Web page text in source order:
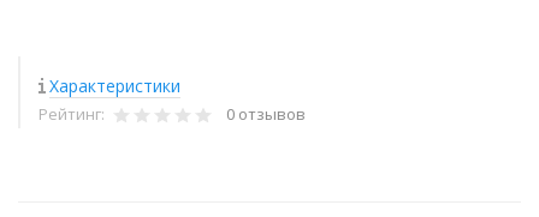
Характеристики
Рейтинг: 0 отзывов